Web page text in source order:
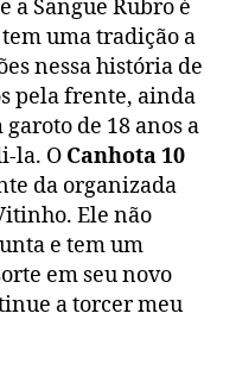
a Sangue Rubro é
uma tradição a
nessa história de
pela frente, ainda
de 18 anos a
la. O Canhota 10
da organizada
Ele não
e tem um
em seu novo
a torcer meu